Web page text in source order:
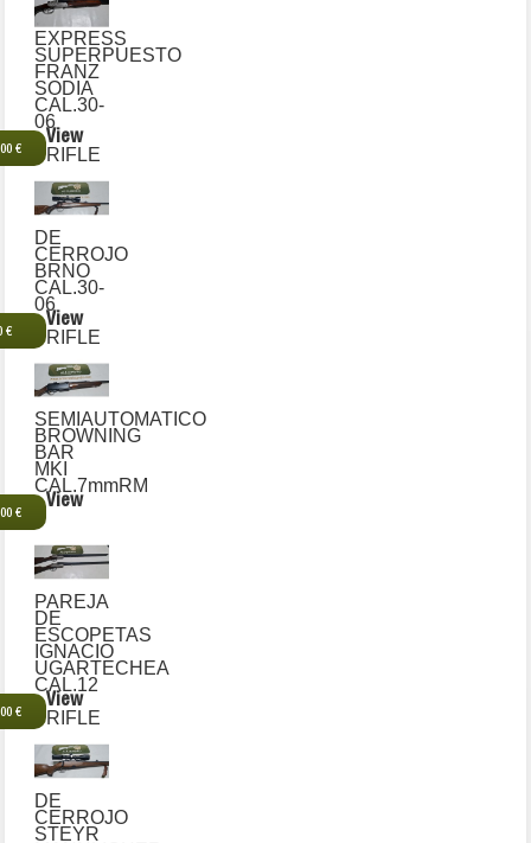
EXPRESS
SUPERPUESTO
FRANZ
SODIA
CAL.30-
06
€
View
RIFLE
DE
CERROJO
BRNO
CAL.30-
06
€
View
RIFLE
SEMIAUTOMATICO
BROWNING
BAR
MKI
CAL.7mmRM
€
View
PAREJA
DE
ESCOPETAS
IGNACIO
UGARTECHEA
CAL.12
€
View
RIFLE
DE
CERROJO
STEYR